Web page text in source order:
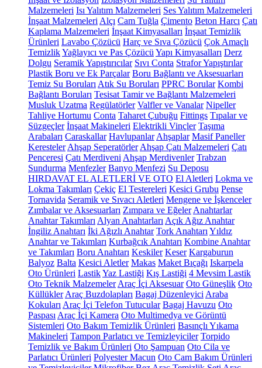
Malzemeleri Isı Yalıtım Malzemeleri Ses Yalıtım Malzemeleri
İnşaat Malzemeleri Alçı Cam Tuğla Çimento Beton Harcı Çatı
Kaplama Malzemeleri İnşaat Kimyasalları İnşaat Temizlik
Ürünleri Lavabo Çözücü Harç ve Sıva Çözücü Çok Amaçlı
TemizlikYağlayıcı ve Pas Çözücü Yapı Kimyasalları Derz
Dolgu Seramik Yapıştırıcılar Sıvı Conta Strafor Yapıştırılar
Plastik Boru ve Ek Parçalar Boru Bağlantı ve Aksesuarları
Temiz Su Boruları Atık Su Boruları PPRC Borular Kombi
Bağlantı Boruları Tesisat Tamir ve Bağlantı Malzemeleri
Musluk Uzatma Regülatörler Valfler ve Vanalar Nipeller
Tahliye Hortumu Conta Taharet Çubuğu Fittings Tıpalar ve
Süzgeçler İnşaat Makineleri Elektrikli Vinçler Taşıma
Arabaları Caraskallar Havlupanlar Ahşaplar Masif Paneller
Keresteler Ahşap Seperatörler Ahşap Çatı Malzemeleri Çatı
Penceresi Çatı Merdiveni Ahşap Merdivenler Trabzan
Sundurma Menfezler Banyo Menfezi Su Deposu
HIRDAVAT EL ALETLERİ VE OTO El Aletleri Lokma ve
Lokma Takımları Çekiç El Testereleri Kesici Grubu Pense
Tornavida Seramik ve Sıvacı Aletleri Mengene ve İşkenceler
Zımbalar ve Aksesuarları Zımpara ve Eğeler Anahtarlar
Anahtar Takımları Alyan Anahtarları Açık Ağız Anahtar
İngiliz Anahtarı İki Ağızlı Anahtar Tork Anahtarı Yıldız
Anahtar ve Takımları Kurbağcık Anahtarı Kombine Anahtar
ve Takımları Boru Anahtarı Keskiler Keser Kargaburun
Balyoz Balta Kesici Aletler Makas Maket Bıçağı Iskarpela
Oto Ürünleri LastikYaz Lastiği Kış Lastiği 4 Mevsim Lastik
Oto Teknik Malzemeler Araç İçi Aksesuar Oto Güneşlik Oto
Küllükler Araç Buzdolapları Bagaj Düzenleyici Araba
Kokuları Araç İçi Telefon Tutucular Bagaj Havuzu Oto
Paspası Araç İçi Kamera Oto Multimedya ve Görüntü
Sistemleri Oto Bakım Temizlik Ürünleri Basınçlı Yıkama
Makineleri Tampon Parlatıcı ve Temizleyiciler Torpido
Temizlik ve Bakım Ürünleri Oto Şampuan Oto Cila ve
Parlatıcı Ürünleri Polyester Macun Oto Cam Bakım Ürünleri